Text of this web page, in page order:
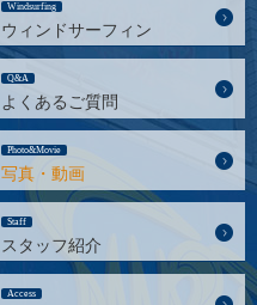
Windsurfing
ウィンドサーフィン
Q&A
よくあるご質問
Photo&Movie
写真・動画
Staff
スタッフ紹介
Access